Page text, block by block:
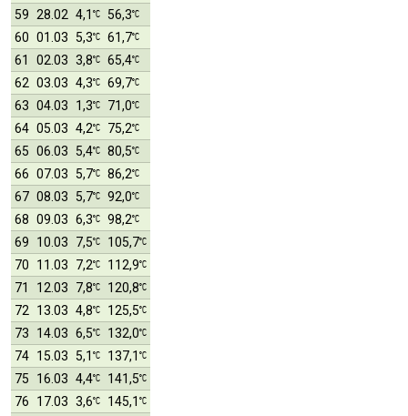
59 28.02 4,1
56,3
60 01.03 5,3
61,7
61
02.03 3,8
65,4
62 03.03 4,3
69,7
63 04.03 1,3
71,0
64 05.03 4,2
75,2
65 06.03 5,4
80,5
66 07.03 5,7
86,2
67 08.03 5,7
92,0
68 09.03 6,3
98,2
69
10.03 7,5
105,7
70
11.03 7,2
112,9
71
12.03 7,8
120,8
72
13.03 4,8
125,5
73
14.03 6,5
132,0
74 15.03 5,1
137,1
75
16.03 4,4
141,5
76
17.03 3,6
145,1